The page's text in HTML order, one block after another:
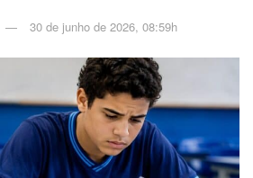
30 de junho de 2026, 08:59h